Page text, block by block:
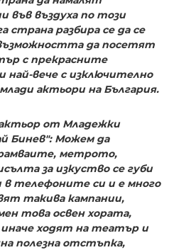
във въздуха по този
страна разбира се да се
да посетят
с прекрасните
най-вече с изключително
актьори на България.
от Младежки
Бинев": Можем да
метрото,
за изкуство се губи
в телефоните си и е много
такива кампании,
това освен хората,
ходят на театър и
полезна отстъпка,